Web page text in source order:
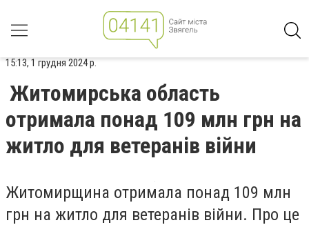
15:13, 1 грудня 2024 р.
Житомирська область
отримала понад 109 млн грн на
житло для ветеранів війни
Житомирщина отримала понад 109 млн
грн на житло для ветеранів війни. Про це